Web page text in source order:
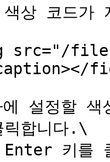
상 코드가
src="/files/
설정할 색
릭합니다.\
Enter 키를